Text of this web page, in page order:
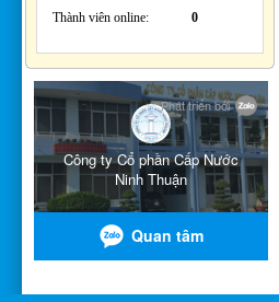
Thành viên online: 0